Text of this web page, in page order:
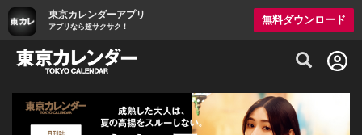
東京カレンダーアプリ
アプリなら超サクサク！
無料ダウンロード
グルメ情報・プレミアムレストラン予約